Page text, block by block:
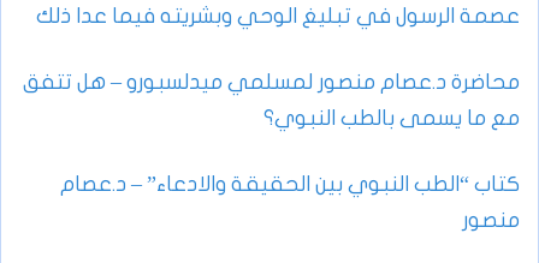
عصمة الرسول في تبليغ الوحي وبشريته فيما عدا ذلك
محاضرة د.عصام منصور لمسلمي ميدلسبورو – هل تتفق
مع ما يسمى بالطب النبوي؟
كتاب “الطب النبوي بين الحقيقة والادعاء” – د.عصام
منصور